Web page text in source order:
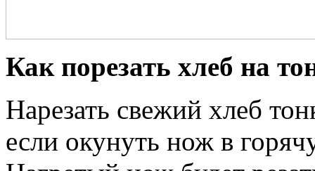
Как порезать хлеб на
Нарезать свежий хлеб
если окунуть нож в